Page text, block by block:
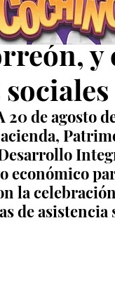
y
de agosto
económico
la
de asistencia